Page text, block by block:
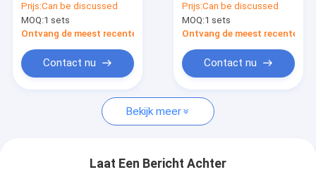
Neem contact met ons op
Nieuws
Vraag een offerte
10X 20X 50X
objectief
Prijs:Can be discussed
MOQ:1 sets
Ontvang de meest recente Prijs
Contact nu
objectief
Prijs:Can be discussed
MOQ:1 sets
Ontvang de meest recente
Contact nu
Bekijk meer
Laat Een Bericht Achter